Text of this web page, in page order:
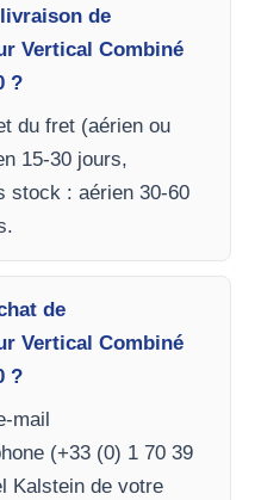
de
Vertical Combiné
?
du fret (aérien ou
15-30 jours,
stock : aérien 30-60
de
Vertical Combiné
?
mail
(+33 (0) 1 70 39
Kalstein de votre